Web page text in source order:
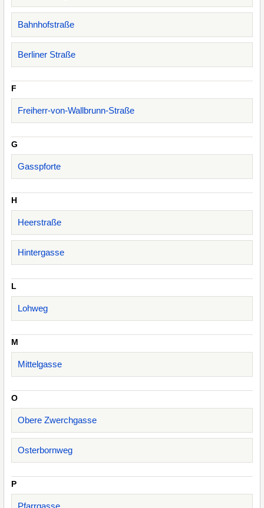
Bahnhofstraße
Berliner Straße
F
Freiherr-von-Wallbrunn-Straße
G
Gasspforte
H
Heerstraße
Hintergasse
L
Lohweg
M
Mittelgasse
O
Obere Zwerchgasse
Osterbornweg
P
Pfarrgasse